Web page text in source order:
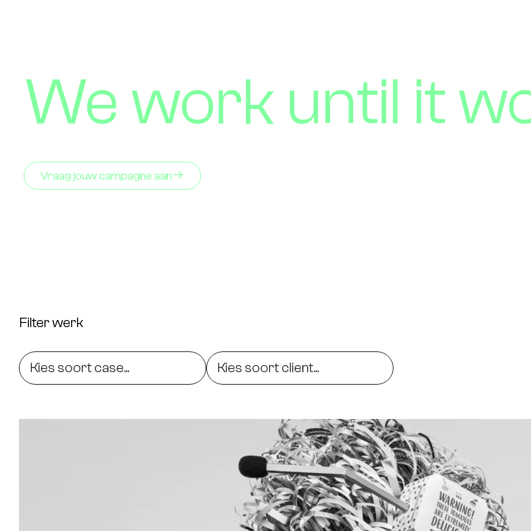
We work until it
Vraag jouw campagne aan
Filter werk